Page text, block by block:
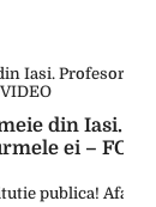
din Iasi.
ei –